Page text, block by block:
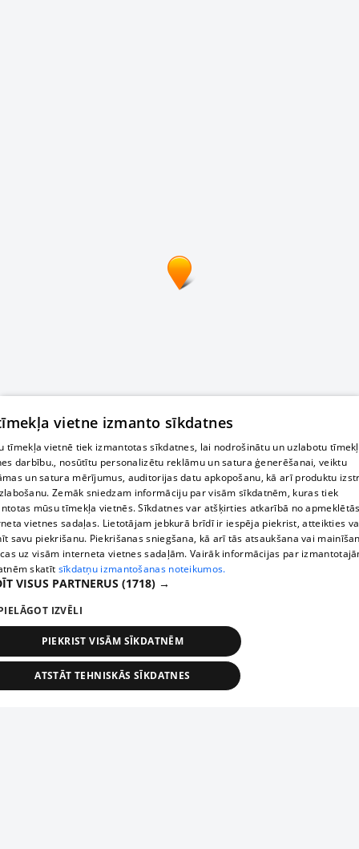
vietne izmanto sīkdatnes
tīmekļa vietnē tiek izmantotas sīkdatnes, lai nodrošinātu un uzlabotu
darbību., nosūtītu personalizētu reklāmu un satura ģenerēšanai, veiktu
un satura mērījumus, auditorijas datu apkopošanu, kā arī produktu
Zemāk sniedzam informāciju par visām sīkdatnēm, kuras tiek
mūsu tīmekļa vietnēs. Sīkdatnes var atšķirties atkarībā no
vietnes sadaļas. Lietotājam jebkurā brīdī ir iespēja piekrist, atteikties
savu piekrišanu. Piekrišanas sniegšana, kā arī tās atsaukšana vai
uz visām interneta vietnes sadaļām. Vairāk informācijas par
skatīt sīkdatņu izmantošanas noteikumos.
VISUS PARTNERUS (1718) →
IZVĒLI
PIEKRIST VISĀM SĪKDATNĒM
ATSTĀT TEHNISKĀS SĪKDATNES